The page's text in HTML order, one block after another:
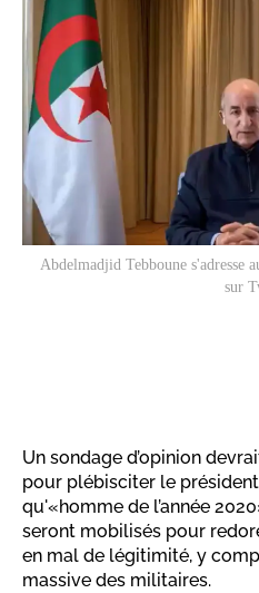
Abdelmadjid Tebboune s'adresse
sur
Un sondage d’opinion
pour plébisciter le
qu'«homme de l’année
seront mobilisés pour
en mal de légitimité, y
massive des militaires.